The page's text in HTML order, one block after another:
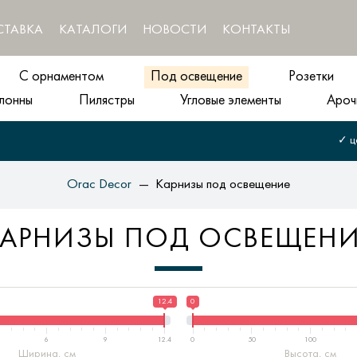
КАТАЛОГИ НОВОСТИ КОНТАКТЫ
С орнаментом Под освещение
Розетки
Пилястры Угловые элементы
✓
Orac Decor Карнизы под освещение
ПОД
12.4
6 9 12.4
Ширина, см
0
0 50 100
Высота, см